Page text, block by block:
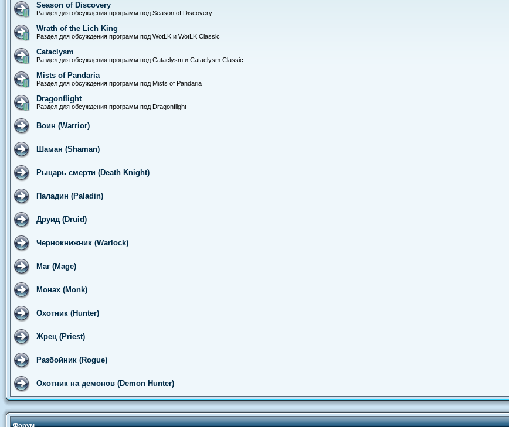
Season of Discovery
Раздел для обсуждения программ под Season of Discovery
Wrath of the Lich King
Раздел для обсуждения программ под WotLK и WotLK Classic
Cataclysm
Раздел для обсуждения программ под Cataclysm и Cataclysm Classic
Mists of Pandaria
Раздел для обсуждения программ под Mists of Pandaria
Dragonflight
Раздел для обсуждения программ под Dragonflight
Воин (Warrior)
Шаман (Shaman)
Рыцарь смерти (Death Knight)
Паладин (Paladin)
Друид (Druid)
Чернокнижник (Warlock)
Маг (Mage)
Монах (Monk)
Охотник (Hunter)
Жрец (Priest)
Разбойник (Rogue)
Охотник на демонов (Demon Hunter)
Форум